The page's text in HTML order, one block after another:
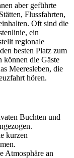
aber geführte
Flussfahrten,
Oft sind die
ein
regionale
besten Platz zum
können die Gäste
Meeresleben, die
hören.
Buchten und
kurzen
Atmosphäre an